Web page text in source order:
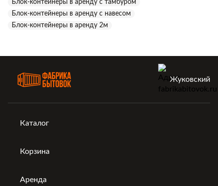
Блок-контейнеры в аренду с тамбуром
Блок-контейнеры в аренду с навесом
Блок-контейнеры в аренду 2м
Жуковский
Каталог
Корзина
Аренда